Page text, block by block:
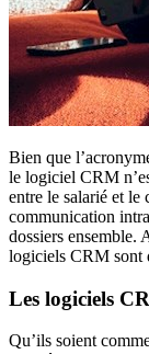
Bien que
le logiciel CRM
entre le salarié et
communication
dossiers ensemble.
logiciels CRM sont
Les logiciels
Qu’ils soient